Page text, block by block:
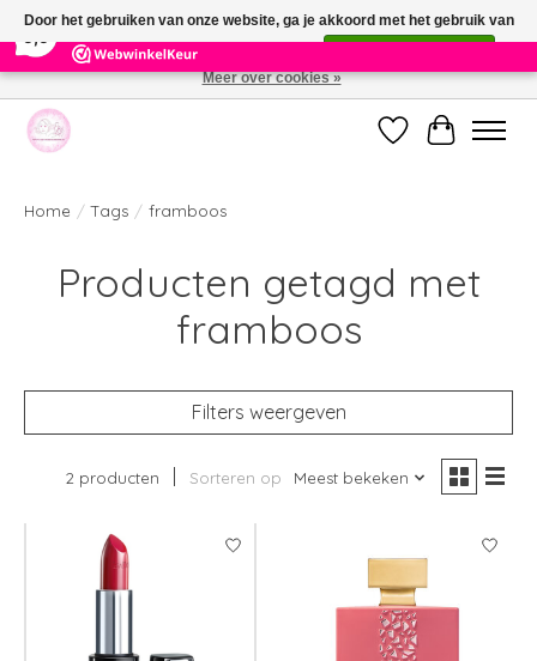
391 Reviews ×
Welkom bij de nieuwe webshop van Parfumerie Marie Rose
Verlanglijst
Home / Tags / framboos
Producten getagd met
framboos
Filters weergeven
2 producten Sorteren op Meest bekeken
Door het gebruiken van onze website, ga je akkoord met het gebruik van
cookies om onze website te verbeteren.
Meer over cookies »